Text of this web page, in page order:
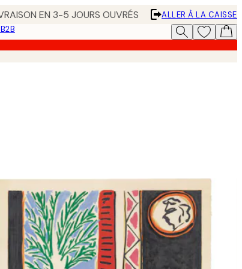
EN 3-5 JOURS OUVRÉS
ALLER À LA CAISSE